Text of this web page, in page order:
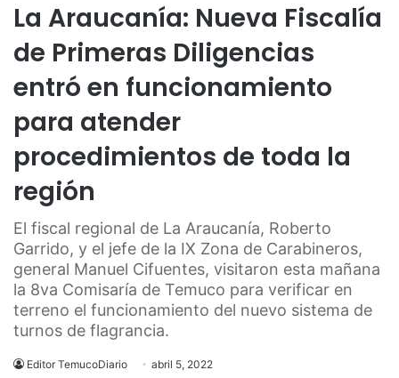
La Araucanía: Nueva Fiscalía
de Primeras Diligencias
entró en funcionamiento
para atender
procedimientos de toda la
región
El fiscal regional de La Araucanía, Roberto
Garrido, y el jefe de la IX Zona de Carabineros,
general Manuel Cifuentes, visitaron esta mañana
la 8va Comisaría de Temuco para verificar en
terreno el funcionamiento del nuevo sistema de
turnos de flagrancia.
Editor TemucoDiario abril 5, 2022